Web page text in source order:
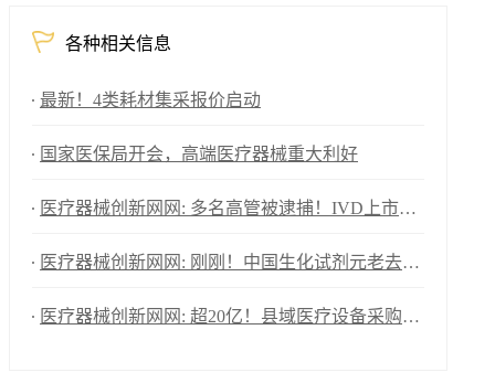
各种相关信息
最新！4类耗材集采报价启动
国家医保局开会，高端医疗器械重大利好
医疗器械创新网网: 多名高管被逮捕！IVD上市企业年亏损1576万！
医疗器械创新网网: 刚刚！中国生化试剂元老去世！
医疗器械创新网网: 超20亿！县域医疗设备采购大爆发（附清单）